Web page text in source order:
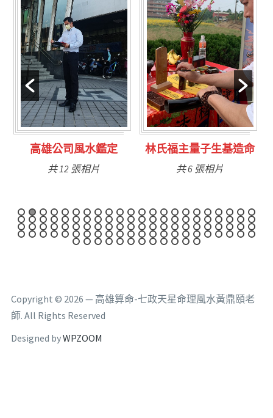
林氏福主量子生基造命
共 6 張相片
台南永康風水鑑定
共 9 張相片
Copyright © 2026 — 高雄算命-七政天星命理風水黃鼎頤老
師. All Rights Reserved
Designed byWPZOOM